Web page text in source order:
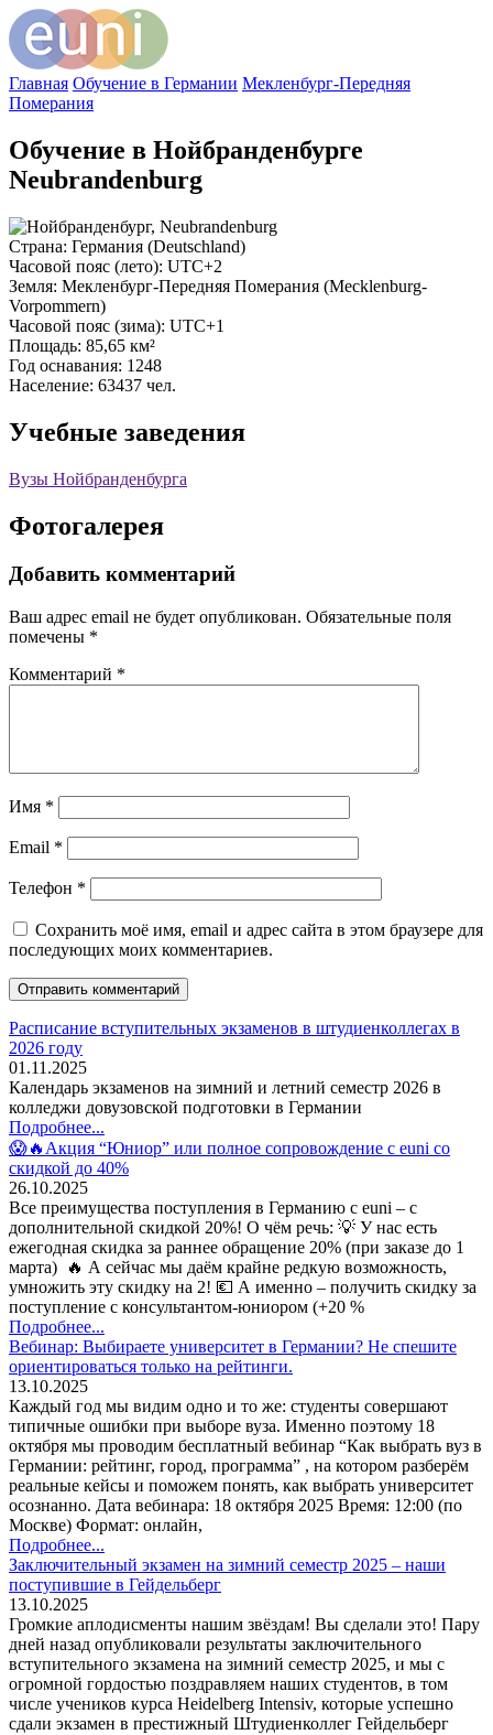
Главная Обучение в Германии Мекленбург-Передняя
Померания
Обучение в Нойбранденбурге
Neubrandenburg
Страна: Германия (Deutschland)
Часовой пояс (лето): UTC+2
Земля: Мекленбург-Передняя Померания (Mecklenburg-
Vorpommern)
Часовой пояс (зима): UTC+1
Площадь: 85,65 км²
Год оснавания: 1248
Население: 63437 чел.
Учебные заведения
Вузы Нойбранденбурга
Фотогалерея
Добавить комментарий
Ваш адрес email не будет опубликован. Обязательные поля
помечены *
Комментарий *
Имя *
Email *
Телефон *
Сохранить моё имя, email и адрес сайта в этом браузере для
последующих моих комментариев.
Расписание вступительных экзаменов в штудиенколлегах в
2026 году
01.11.2025
Календарь экзаменов на зимний и летний семестр 2026 в
колледжи довузовской подготовки в Германии
Подробнее...
😱🔥Акция “Юниор” или полное сопровождение с euni со
скидкой до 40%
26.10.2025
Все преимущества поступления в Германию с euni – с
дополнительной скидкой 20%! О чём речь: 💡 У нас есть
ежегодная скидка за раннее обращение 20% (при заказе до 1
марта) 🔥 А сейчас мы даём крайне редкую возможность,
умножить эту скидку на 2! 💶 А именно – получить скидку за
поступление с консультантом-юниором (+20 %
Подробнее...
Вебинар: Выбираете университет в Германии? Не спешите
ориентироваться только на рейтинги.
13.10.2025
Каждый год мы видим одно и то же: студенты совершают
типичные ошибки при выборе вуза. Именно поэтому 18
октября мы проводим бесплатный вебинар “Как выбрать вуз в
Германии: рейтинг, город, программа” , на котором разберём
реальные кейсы и поможем понять, как выбрать университет
осознанно. Дата вебинара: 18 октября 2025 Время: 12:00 (по
Москве) Формат: онлайн,
Подробнее...
Заключительный экзамен на зимний семестр 2025 – наши
поступившие в Гейдельберг
13.10.2025
Громкие аплодисменты нашим звёздам! Вы сделали это! Пару
дней назад опубликовали результаты заключительного
вступительного экзамена на зимний семестр 2025, и мы с
огромной гордостью поздравляем наших студентов, в том
числе учеников курса Heidelberg Intensiv, которые успешно
сдали экзамен в престижный Штудиенколлег Гейдельберг